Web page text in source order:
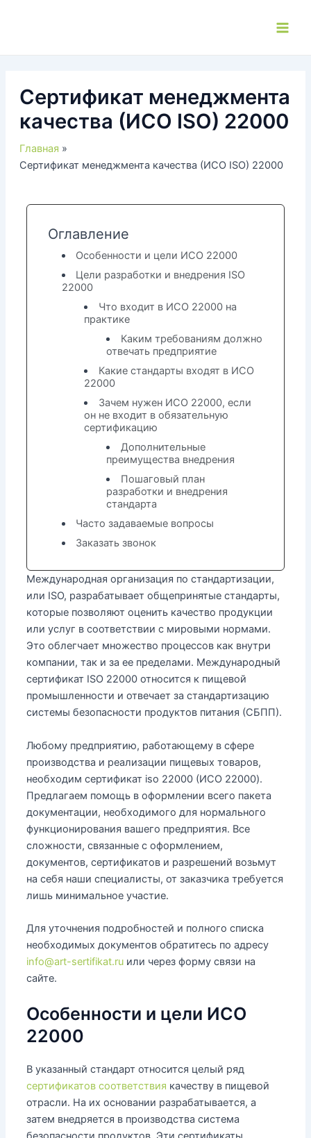
Сертификат менеджмента
качества (ИСО ISO) 22000
Главная
Сертификат менеджмента качества (ИСО ISO) 22000
Оглавление
Особенности и цели ИСО 22000
Цели разработки и внедрения ISO
22000
Что входит в ИСО 22000 на
практике
Каким требованиям должно
отвечать предприятие
Какие стандарты входят в ИСО
22000
Зачем нужен ИСО 22000, если
он не входит в обязательную
сертификацию
Дополнительные
преимущества внедрения
Пошаговый план
разработки и внедрения
стандарта
Часто задаваемые вопросы
Заказать звонок
Международная организация по стандартизации,
или ISO, разрабатывает общепринятые стандарты,
которые позволяют оценить качество продукции
или услуг в соответствии с мировыми нормами.
Это облегчает множество процессов как внутри
компании, так и за ее пределами. Международный
сертификат ISO 22000 относится к пищевой
промышленности и отвечает за стандартизацию
системы безопасности продуктов питания (СБПП).
Любому предприятию, работающему в сфере
производства и реализации пищевых товаров,
необходим сертификат iso 22000 (ИСО 22000).
Предлагаем помощь в оформлении всего пакета
документации, необходимого для нормального
функционирования вашего предприятия. Все
сложности, связанные с оформлением,
документов, сертификатов и разрешений возьмут
на себя наши специалисты, от заказчика требуется
лишь минимальное участие.
Для уточнения подробностей и полного списка
необходимых документов обратитесь по адресу
info@art-sertifikat.ruили через форму связи на
сайте.
Особенности и цели ИСО
22000
В указанный стандарт относится целый ряд
сертификатов соответствия качеству в пищевой
отрасли. На их основании разрабатывается, а
затем внедряется в производства система